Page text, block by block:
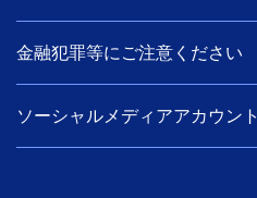
金融犯罪等にご注意ください
ソーシャルメディアアカウント